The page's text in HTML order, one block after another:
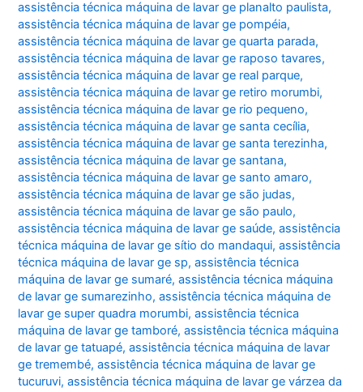
assistência técnica máquina de lavar ge planalto paulista,
assistência técnica máquina de lavar ge pompéia,
assistência técnica máquina de lavar ge quarta parada,
assistência técnica máquina de lavar ge raposo tavares,
assistência técnica máquina de lavar ge real parque,
assistência técnica máquina de lavar ge retiro morumbi,
assistência técnica máquina de lavar ge rio pequeno,
assistência técnica máquina de lavar ge santa cecília,
assistência técnica máquina de lavar ge santa terezinha,
assistência técnica máquina de lavar ge santana,
assistência técnica máquina de lavar ge santo amaro,
assistência técnica máquina de lavar ge são judas,
assistência técnica máquina de lavar ge são paulo,
assistência técnica máquina de lavar ge saúde,assistência
técnica máquina de lavar ge sítio do mandaqui,assistência
técnica máquina de lavar ge sp,assistência técnica
máquina de lavar ge sumaré,assistência técnica máquina
de lavar ge sumarezinho,assistência técnica máquina de
lavar ge super quadra morumbi,assistência técnica
máquina de lavar ge tamboré,assistência técnica máquina
de lavar ge tatuapé,assistência técnica máquina de lavar
ge tremembé,assistência técnica máquina de lavar ge
tucuruvi,assistência técnica máquina de lavar ge várzea da